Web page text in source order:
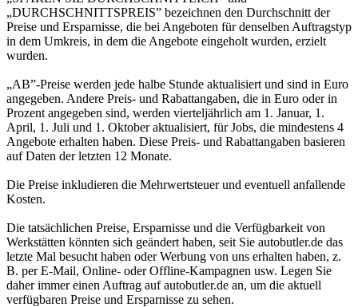
„DURCHSCHNITTSPREIS” bezeichnen den Durchschnitt der
Preise und Ersparnisse, die bei Angeboten für denselben Auftragstyp
in dem Umkreis, in dem die Angebote eingeholt wurden, erzielt
wurden.
„AB”-Preise werden jede halbe Stunde aktualisiert und sind in Euro
angegeben. Andere Preis- und Rabattangaben, die in Euro oder in
Prozent angegeben sind, werden vierteljährlich am 1. Januar, 1.
April, 1. Juli und 1. Oktober aktualisiert, für Jobs, die mindestens 4
Angebote erhalten haben. Diese Preis- und Rabattangaben basieren
auf Daten der letzten 12 Monate.
Die Preise inkludieren die Mehrwertsteuer und eventuell anfallende
Kosten.
Die tatsächlichen Preise, Ersparnisse und die Verfügbarkeit von
Werkstätten könnten sich geändert haben, seit Sie autobutler.de das
letzte Mal besucht haben oder Werbung von uns erhalten haben, z.
B. per E-Mail, Online- oder Offline-Kampagnen usw. Legen Sie
daher immer einen Auftrag auf autobutler.de an, um die aktuell
verfügbaren Preise und Ersparnisse zu sehen.